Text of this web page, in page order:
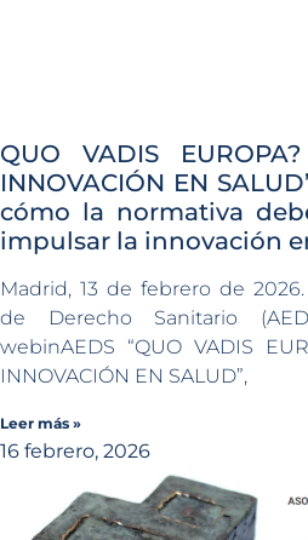
QUO VADIS
INNOVACIÓN EN
cómo la normativa
impulsar la innovación
Madrid, 13 de febrero de
de Derecho Sanitario
webinAEDS “QUO VADIS
INNOVACIÓN EN SALUD”,
Leer más »
16 febrero, 2026